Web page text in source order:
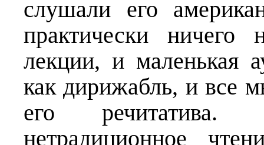
слушали его
практически
лекции, и маленькая
как дирижабль, и все
его
нетрадиционное